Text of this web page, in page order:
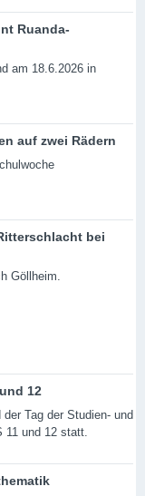
Ruanda-
am 18.6.2026 in
auf zwei Rädern
bei
Göllheim.
12
Tag der Studien- und
11 und 12 statt.